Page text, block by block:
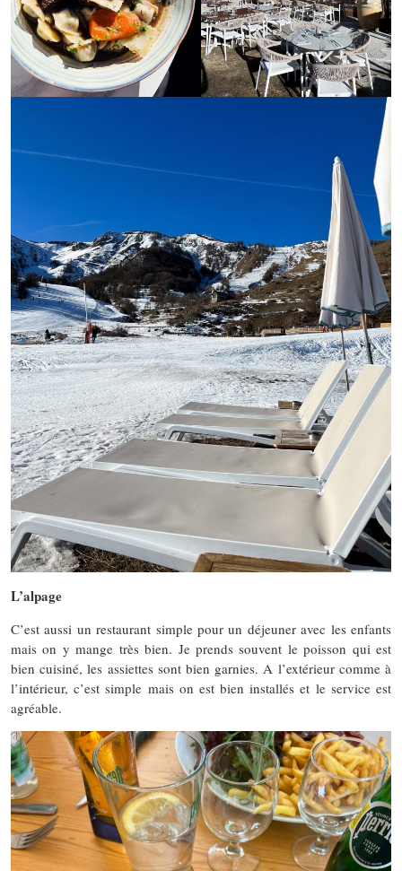
L’alpage
C’est aussi un restaurant simple pour un déjeuner avec les enfants
mais on y mange très bien. Je prends souvent le poisson qui est
bien cuisiné, les assiettes sont bien garnies. A l’extérieur comme à
l’intérieur, c’est simple mais on est bien installés et le service est
agréable.